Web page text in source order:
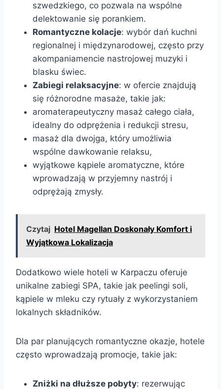
szwedzkiego, co pozwala na wspólne
delektowanie się porankiem.
Romantyczne kolacje: wybór dań kuchni
regionalnej i międzynarodowej, często przy
akompaniamencie nastrojowej muzyki i
blasku świec.
Zabiegi relaksacyjne: w ofercie znajdują
się różnorodne masaże, takie jak:
aromaterapeutyczny masaż całego ciała,
idealny do odprężenia i redukcji stresu,
masaż dla dwojga, który umożliwia
wspólne dawkowanie relaksu,
wyjątkowe kąpiele aromatyczne, które
wprowadzają w przyjemny nastrój i
odprężają zmysły.
Czytaj Hotel Magellan Doskonały Komfort i
Wyjątkowa Lokalizacja
Dodatkowo wiele hoteli w Karpaczu oferuje
unikalne zabiegi SPA, takie jak peelingi soli,
kąpiele w mleku czy rytuały z wykorzystaniem
lokalnych składników.
Dla par planujących romantyczne okazje, hotele
często wprowadzają promocje, takie jak:
Zniżki na dłuższe pobyty: rezerwując